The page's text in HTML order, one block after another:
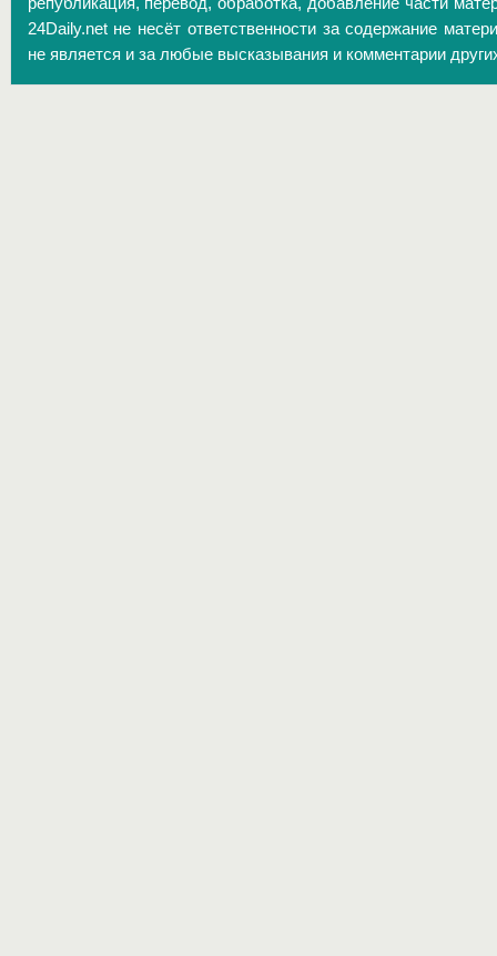
24Daily.net не несёт ответственности за содержание
не является и за любые высказывания и комментарии